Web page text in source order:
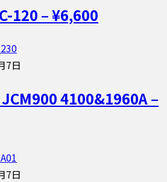
120 – ¥6,600
7日
4100&1960A –
7日